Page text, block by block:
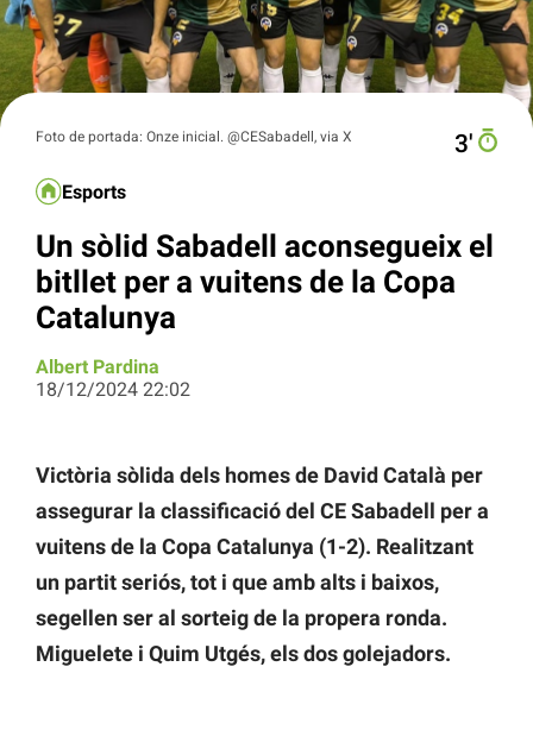
Foto de portada: Onze inicial. @CESabadell, via X 3′
Esports
Un sòlid Sabadell aconsegueix el
bitllet per a vuitens de la Copa
Catalunya
Albert Pardina
18/12/2024 22:02
Victòria sòlida dels homes de David Català per
assegurar la classificació del CE Sabadell per a
vuitens de la Copa Catalunya (1-2). Realitzant
un partit seriós, tot i que amb alts i baixos,
segellen ser al sorteig de la propera ronda.
Miguelete i Quim Utgés, els dos golejadors.